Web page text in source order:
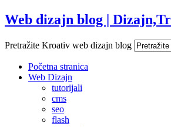
Web dizajn blog |
Pretražite Kroativ web dizajn blog
Početna stranica
Web Dizajn
tutorijali
cms
seo
flash